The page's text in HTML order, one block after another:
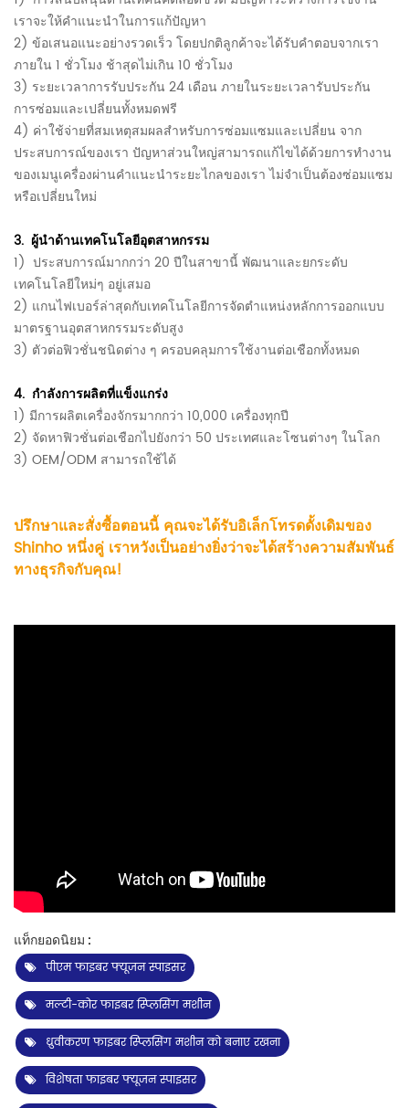
เราจะให้คำแนะนำในการแก้ปัญหา
2) ข้อเสนอแนะอย่างรวดเร็ว โดยปกติลูกค้าจะได้รับคำตอบจากเรา
ภายใน 1 ชั่วโมง ช้าสุดไม่เกิน 10 ชั่วโมง
3) ระยะเวลาการรับประกัน 24 เดือน ภายในระยะเวลารับประกัน
การซ่อมและเปลี่ยนทั้งหมดฟรี
4) ค่าใช้จ่ายที่สมเหตุสมผลสำหรับการซ่อมแซมและเปลี่ยน จาก
ประสบการณ์ของเรา ปัญหาส่วนใหญ่สามารถแก้ไขได้ด้วยการทำงาน
ของเมนูเครื่องผ่านคำแนะนำระยะไกลของเรา ไม่จำเป็นต้องซ่อมแซม
หรือเปลี่ยนใหม่
3. ผู้นำด้านเทคโนโลยีอุตสาหกรรม
1) ประสบการณ์มากกว่า 20 ปีในสาขานี้ พัฒนาและยกระดับ
เทคโนโลยีใหม่ๆ อยู่เสมอ
2) แกนไฟเบอร์ล่าสุดกับเทคโนโลยีการจัดตำแหน่งหลักการออกแบบ
มาตรฐานอุตสาหกรรมระดับสูง
3) ตัวต่อฟิวชั่นชนิดต่าง ๆ ครอบคลุมการใช้งานต่อเชือกทั้งหมด
4. กำลังการผลิตที่แข็งแกร่ง
1) มีการผลิตเครื่องจักรมากกว่า 10,000 เครื่องทุกปี
2) จัดหาฟิวชั่นต่อเชือกไปยังกว่า 50 ประเทศและโซนต่างๆ ในโลก
3) OEM/ODM สามารถใช้ได้
ปรึกษาและสั่งซื้อตอนนี้ คุณจะได้รับอิเล็กโทรดดั้งเดิมของ
Shinho หนึ่งคู่ เราหวังเป็นอย่างยิ่งว่าจะได้สร้างความสัมพันธ์
ทางธุรกิจกับคุณ!
แท็กยอดนิยม :
पीएम फाइबर फ्यूजन स्पाइसर
मल्टी-कोर फाइबर स्प्लिसिंग मशीन
ध्रुवीकरण फाइबर स्प्लिसिंग मशीन को बनाए रखना
विशेषता फाइबर फ्यूजन स्पाइसर